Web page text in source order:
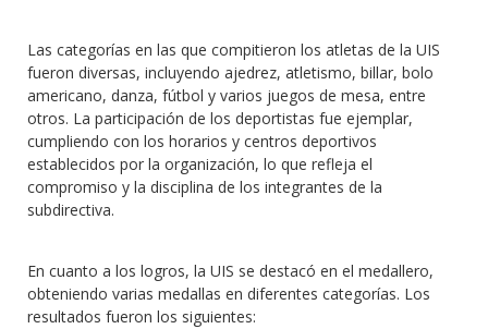
Las categorías en las que compitieron los atletas de la UIS
fueron diversas, incluyendo ajedrez, atletismo, billar, bolo
americano, danza, fútbol y varios juegos de mesa, entre
otros. La participación de los deportistas fue ejemplar,
cumpliendo con los horarios y centros deportivos
establecidos por la organización, lo que refleja el
compromiso y la disciplina de los integrantes de la
subdirectiva.
En cuanto a los logros, la UIS se destacó en el medallero,
obteniendo varias medallas en diferentes categorías. Los
resultados fueron los siguientes: